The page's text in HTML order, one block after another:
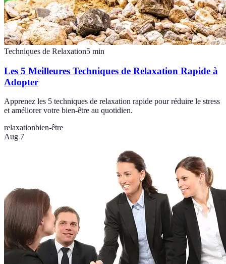
Techniques de Relaxation5 min
Les 5 Meilleures Techniques de Relaxation Rapide à
Adopter
Apprenez les 5 techniques de relaxation rapide pour réduire le stress
et améliorer votre bien-être au quotidien.
relaxationbien-être
Aug 7